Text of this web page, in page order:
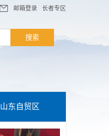
邮箱登录 长者专区
山东自贸区